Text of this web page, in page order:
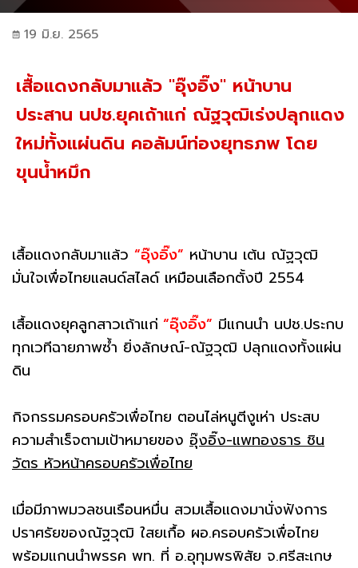
19 มิ.ย. 2565
เสื้อแดงกลับมาแล้ว "อุ๊งอิ๊ง" หน้าบาน
ประสาน นปช.ยุคเถ้าแก่ ณัฐวุฒิเร่งปลุกแดง
ใหม่ทั้งแผ่นดิน คอลัมน์ท่องยุทธภพ โดย
ขุนน้ำหมึก
เสื้อแดงกลับมาแล้ว “อุ๊งอิ๊ง” หน้าบาน เต้น ณัฐวุฒิ
มั่นใจเพื่อไทยแลนด์สไลด์ เหมือนเลือกตั้งปี 2554
เสื้อแดงยุคลูกสาวเถ้าแก่ “อุ๊งอิ๊ง” มีแกนนำ นปช.ประกบ
ทุกเวทีฉายภาพซ้ำ ยิ่งลักษณ์-ณัฐวุฒิ ปลุกแดงทั้งแผ่น
ดิน
กิจกรรมครอบครัวเพื่อไทย ตอนไล่หนูตีงูเห่า ประสบ
ความสำเร็จตามเป้าหมายของ อุ๊งอิ๊ง-แพทองธาร ชิน
วัตร หัวหน้าครอบครัวเพื่อไทย
เมื่อมีภาพมวลชนเรือนหมื่น สวมเสื้อแดงมานั่งฟังการ
ปราศรัยของณัฐวุฒิ ใสยเกื้อ ผอ.ครอบครัวเพื่อไทย
พร้อมแกนนำพรรค พท. ที่ อ.อุทุมพรพิสัย จ.ศรีสะเกษ